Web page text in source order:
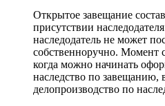
Открытое завещание
присутствии
наследодатель не может
собственноручно. Момент
когда можно начинать
наследство по завещанию,
делопроизводство по